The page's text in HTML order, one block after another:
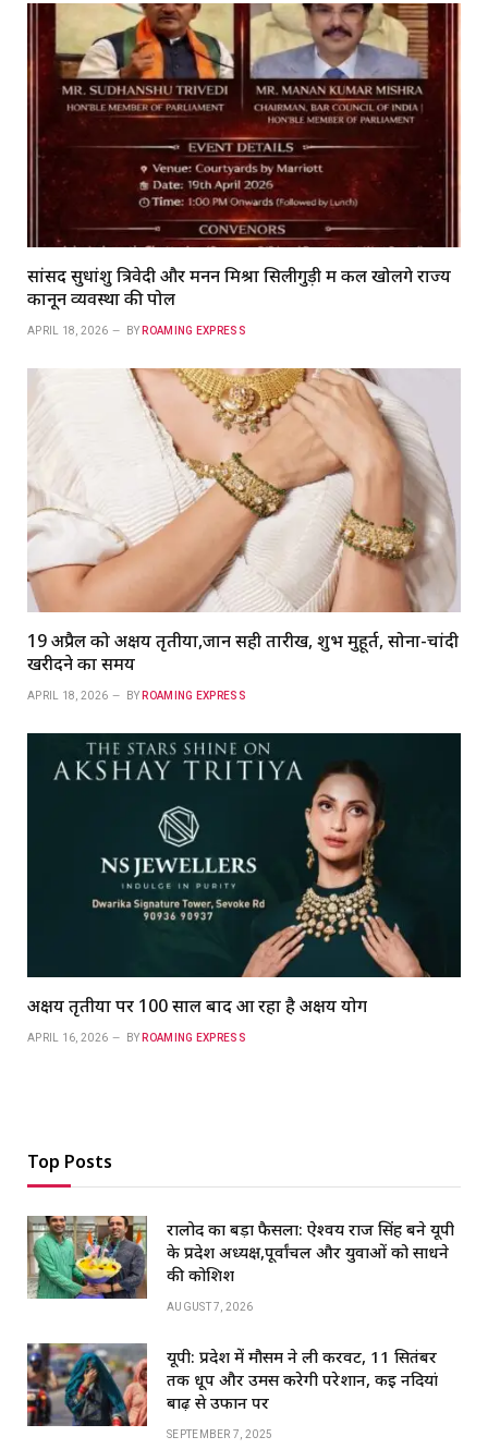
सांसद सुधांशु त्रिवेदी और मनन मिश्रा सिलीगुड़ी में कल खोलेंगे राज्य
कानून व्यवस्था की पोल
APRIL 18, 2026 BY ROAMING EXPRESS
19 अप्रैल को अक्षय तृतीया,जानें सही तारीख, शुभ मुहूर्त, सोना-चांदी
खरीदने का समय
APRIL 18, 2026 BY ROAMING EXPRESS
अक्षय तृतीया पर 100 साल बाद आ रहा है अक्षय योग
APRIL 16, 2026 BY ROAMING EXPRESS
Top Posts
रालोद का बड़ा फैसला: ऐश्वर्य राज सिंह बने यूपी
के प्रदेश अध्यक्ष,पूर्वांचल और युवाओं को साधने
की कोशिश
AUGUST 7, 2026
यूपी: प्रदेश में मौसम ने ली करवट, 11 सितंबर
तक धूप और उमस करेगी परेशान, कई नदियां
बाढ़ से उफान पर
SEPTEMBER 7, 2025